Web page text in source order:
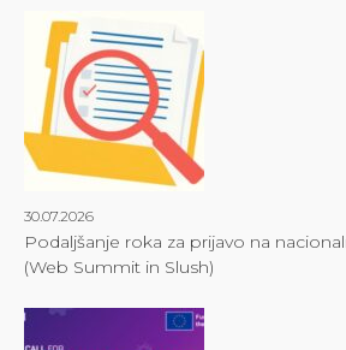
30.07.2026
Podaljšanje roka za prijavo na
(Web Summit in Slush)